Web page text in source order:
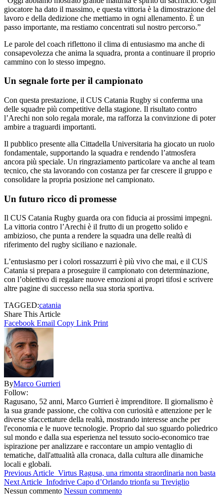
giocatore ha dato il massimo, e questa vittoria è la dimostrazione del
lavoro e della dedizione che mettiamo in ogni allenamento. È un
passo importante, ma restiamo concentrati sul nostro percorso.”
Le parole del coach riflettono il clima di entusiasmo ma anche di
consapevolezza che anima la squadra, pronta a continuare il proprio
cammino con lo stesso impegno.
Un segnale forte per il campionato
Con questa prestazione, il CUS Catania Rugby si conferma una
delle squadre più competitive della stagione. Il risultato contro
l’Arechi non solo regala morale, ma rafforza la convinzione di poter
ambire a traguardi importanti.
Il pubblico presente alla Cittadella Universitaria ha giocato un ruolo
fondamentale, supportando la squadra e rendendo l’atmosfera
ancora più speciale. Un ringraziamento particolare va anche al team
tecnico, che sta lavorando con costanza per far crescere il gruppo e
consolidare la propria posizione nel campionato.
Un futuro ricco di promesse
Il CUS Catania Rugby guarda ora con fiducia ai prossimi impegni.
La vittoria contro l’Arechi è il frutto di un progetto solido e
ambizioso, che punta a rendere la squadra una delle realtà di
riferimento del rugby siciliano e nazionale.
L’entusiasmo per i colori rossazzurri è più vivo che mai, e il CUS
Catania si prepara a proseguire il campionato con determinazione,
con l’obiettivo di regalare nuove emozioni ai propri tifosi e scrivere
altre pagine di successo nella sua storia sportiva.
TAGGED:catania
Share This Article
Facebook Email Copy Link Print
ByMarco Gurrieri
Follow:
Ragusano, 52 anni, Marco Gurrieri è imprenditore. Il giornalismo è
la sua grande passione, che coltiva con curiosità e attenzione per le
diverse sfaccettature della realtà, mostrando interesse anche per
l'economia e le nuove tecnologie. Proprio dal suo sguardo poliedrico
sul mondo e dalla sua esperienza nel tessuto socio-economico trae
ispirazione per analizzare e raccontare un ampio ventaglio di
tematiche, dall'attualità alla cronaca, dalla cultura alle dinamiche
locali e globali.
Previous Article Virtus Ragusa, una rimonta straordinaria non basta
Next Article Infodrive Capo d’Orlando trionfa su Treviglio
Nessun commento Nessun commento